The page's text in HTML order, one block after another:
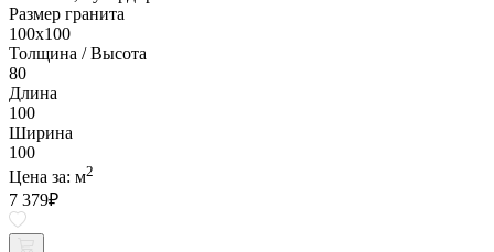
Размер гранита
100х100
Толщина / Высота
80
Длина
100
Ширина
100
Цена за: м2
7 379₽